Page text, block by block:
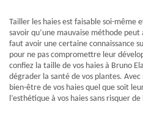
Tailler les haies est faisable soi-même
savoir qu’une mauvaise méthode
faut avoir une certaine connaissance
pour ne pas compromettre leur
confiez la taille de vos haies à Bruno
dégrader la santé de vos plantes. Avec
bien-être de vos haies quel que soit
l’esthétique à vos haies sans risquer